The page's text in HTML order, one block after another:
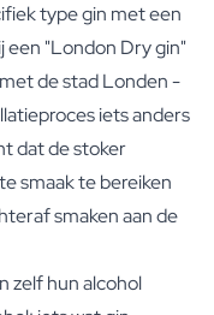
type gin met een
een "London Dry gin"
de stad Londen -
iets anders
dat de stoker
smaak te bereiken
smaken aan de
zelf hun alcohol